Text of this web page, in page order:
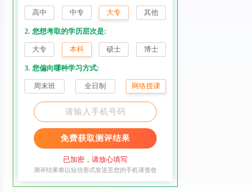
高中 中专 大专 其他
2. 您想考取的学历层次是:
大专 本科 硕士 博士
3. 您偏向哪种学习方式:
周末班 全日制 网络授课
免费获取测评结果
已加密，请放心填写
测评结果将以短信形式发送至您的手机请查收